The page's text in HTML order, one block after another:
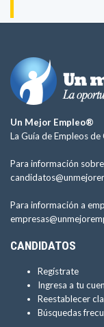
Un Mejor Empleo®
La Guía de Empleos de
Para información
Para información a
CANDIDATOS
Regístrate
Ingresa a tu
Reestablecer
Búsquedas